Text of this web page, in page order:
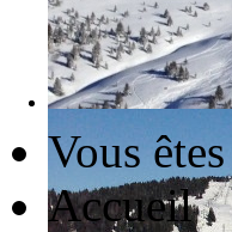
Vous
Accueil